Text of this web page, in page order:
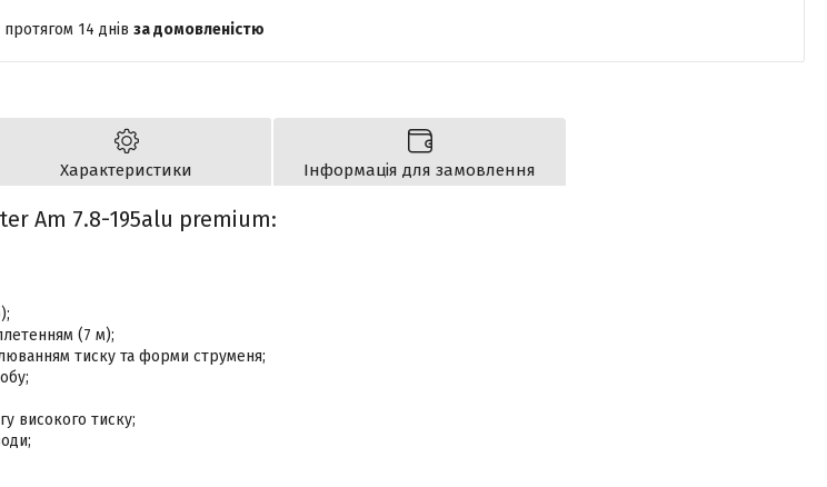
14 днів за домовленістю
Характеристики Інформація для замовлення
Am 7.8-195alu premium:
(7 м);
тиску та форми струменя;
високого тиску;